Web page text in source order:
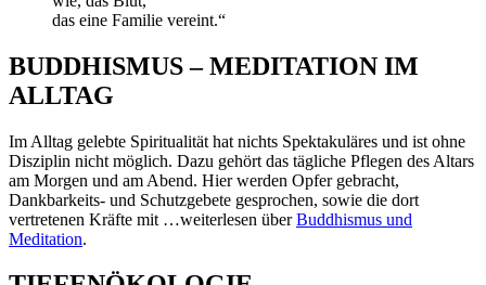
das eine Familie vereint.“
BUDDHISMUS – MEDITATION IM
ALLTAG
Im Alltag gelebte Spiritualität hat nichts Spektakuläres und ist ohne
Disziplin nicht möglich. Dazu gehört das tägliche Pflegen des Altars
am Morgen und am Abend. Hier werden Opfer gebracht,
Dankbarkeits- und Schutzgebete gesprochen, sowie die dort
vertretenen Kräfte mit …weiterlesen überBuddhismus und
Meditation.